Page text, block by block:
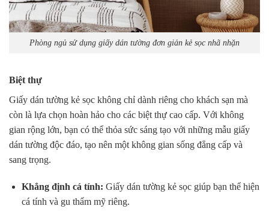
Phòng ngủ sử dụng giấy dán tường đơn giản kẻ sọc nhã nhặn
Biệt thự
Giấy dán tường kẻ sọc không chỉ dành riêng cho khách sạn mà
còn là lựa chọn hoàn hảo cho các biệt thự cao cấp. Với không
gian rộng lớn, bạn có thể thỏa sức sáng tạo với những mẫu giấy
dán tường độc đáo, tạo nên một không gian sống đẳng cấp và
sang trọng.
Khẳng định cá tính: Giấy dán tường kẻ sọc giúp bạn thể hiện
cá tính và gu thẩm mỹ riêng.